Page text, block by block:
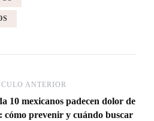
ANTERIOR
10 mexicanos padecen dolor de
cómo prevenir y cuándo buscar